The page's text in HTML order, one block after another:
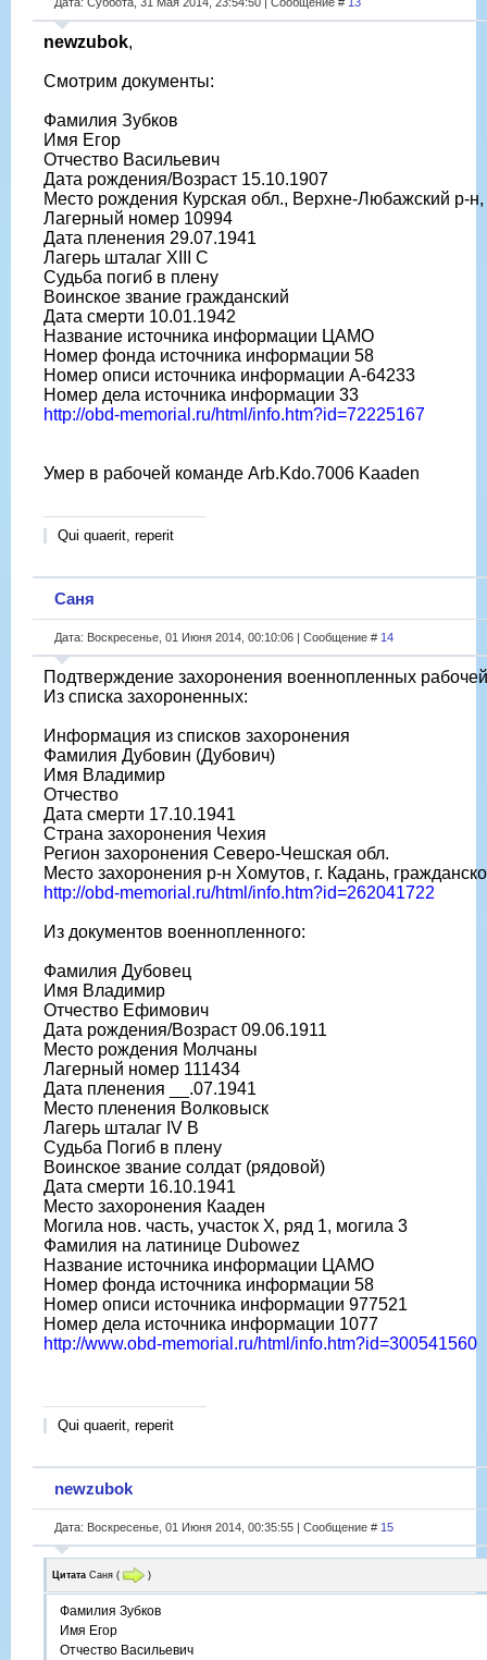
newzubok,
Смотрим документы:
Фамилия Зубков
Имя Егор
Отчество Васильевич
Дата рождения/Возраст 15.10.1907
Место рождения Курская обл., Верхне-Любажский р-
Лагерный номер 10994
Дата пленения 29.07.1941
Лагерь шталаг XIII C
Судьба погиб в плену
Воинское звание гражданский
Дата смерти 10.01.1942
Название источника информации ЦАМО
Номер фонда источника информации 58
Номер описи источника информации A-64233
Номер дела источника информации 33
http://obd-memorial.ru/html/info.htm?id=72225167
Умер в рабочей команде Arb.Kdo.7006 Kaaden
Qui quaerit, reperit
Саня
Дата: Воскресенье, 01 Июня 2014, 00:10:06 | Сообщение # 14
Подтверждение захоронения военнопленных
Из списка захороненных:
Информация из списков захоронения
Фамилия Дубовин (Дубович)
Имя Владимир
Отчество
Дата смерти 17.10.1941
Страна захоронения Чехия
Регион захоронения Северо-Чешская обл.
Место захоронения р-н Хомутов, г. Кадань,
http://obd-memorial.ru/html/info.htm?id=262041722
Из документов военнопленного:
Фамилия Дубовец
Имя Владимир
Отчество Ефимович
Дата рождения/Возраст 09.06.1911
Место рождения Молчаны
Лагерный номер 111434
Дата пленения __.07.1941
Место пленения Волковыск
Лагерь шталаг IV B
Судьба Погиб в плену
Воинское звание солдат (рядовой)
Дата смерти 16.10.1941
Место захоронения Кааден
Могила нов. часть, участок X, ряд 1, могила 3
Фамилия на латинице Dubowez
Название источника информации ЦАМО
Номер фонда источника информации 58
Номер описи источника информации 977521
Номер дела источника информации 1077
http://www.obd-memorial.ru/html/info.htm?id=300541560
Qui quaerit, reperit
newzubok
Дата: Воскресенье, 01 Июня 2014, 00:35:55 | Сообщение # 15
Цитата Саня ( )
Фамилия Зубков
Имя Егор
Отчество Васильевич